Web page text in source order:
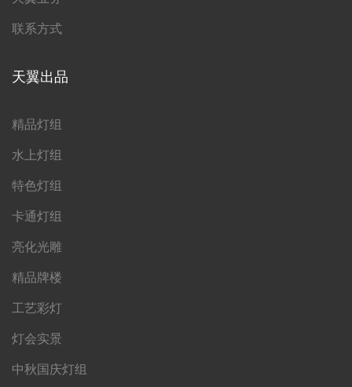
联系方式
天翼出品
精品灯组
水上灯组
特色灯组
卡通灯组
亮化光雕
精品牌楼
工艺彩灯
灯会实景
中秋国庆灯组